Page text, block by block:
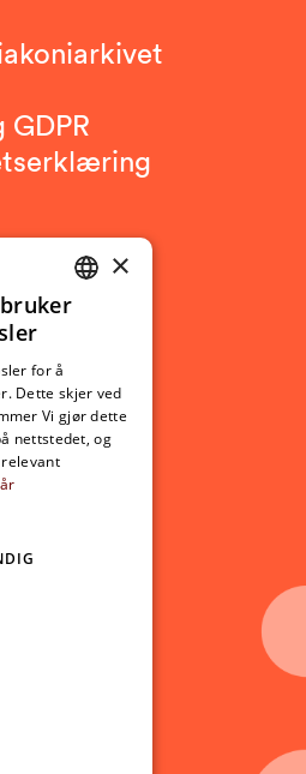
GDPR
medier:
NORWEGIAN
×
for å
Dette skjer ved
Vi gjør dette
nettstedet, og